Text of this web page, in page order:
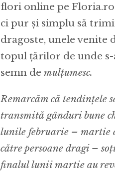
flori online pe
ci pur și simplu să
dragoste, unele venite
topul țărilor de unde
semn de mulțumesc.
Remarcăm că tendințele
transmită gânduri bune
lunile februarie – martie
către persoane dragi –
finalul lunii martie au